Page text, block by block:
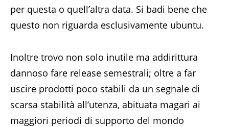
per questa o quell’altra data. Si badi bene che
questo non riguarda esclusivamente ubuntu.
Inoltre trovo non solo inutile ma addirittura
dannoso fare release semestrali; oltre a far
uscire prodotti poco stabili da un segnale di
scarsa stabilità all’utenza, abituata magari ai
maggiori periodi di supporto del mondo